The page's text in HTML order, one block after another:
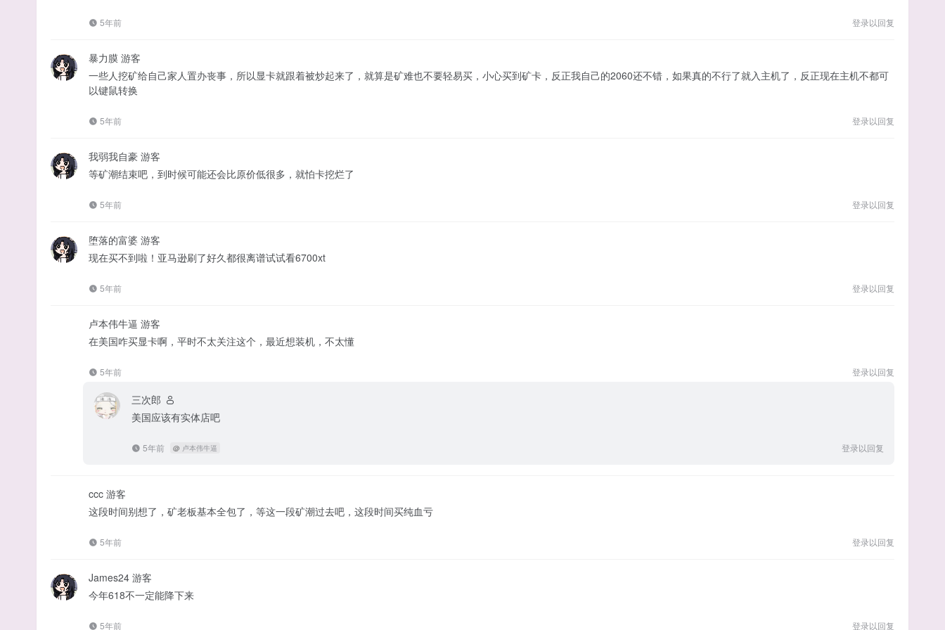
5年前 登录以回复
暴力膜 游客
一些人挖矿给自己家人置办丧事，所以显卡就跟着被炒起来了，就算是矿难也不要轻易买，小心买到矿卡，反正我自己的2060还不错，如果真的不行了就入主机了，反正现在主机不都可
以键鼠转换
5年前 登录以回复
我弱我自豪 游客
等矿潮结束吧，到时候可能还会比原价低很多，就怕卡挖烂了
5年前 登录以回复
堕落的富婆 游客
现在买不到啦！亚马逊刷了好久都很离谱试试看6700xt
5年前 登录以回复
卢本伟牛逼 游客
在美国咋买显卡啊，平时不太关注这个，最近想装机，不太懂
5年前 登录以回复
三次郎
美国应该有实体店吧
5年前 @ 卢本伟牛逼 登录以回复
ccc 游客
这段时间别想了，矿老板基本全包了，等这一段矿潮过去吧，这段时间买纯血亏
5年前 登录以回复
James24 游客
今年618不一定能降下来
5年前 登录以回复